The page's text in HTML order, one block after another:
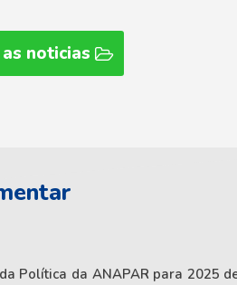
noticias
Política da ANAPAR para 2025